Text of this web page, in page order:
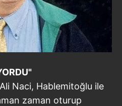
Naci, Hablemitoğlu ile
zaman oturup